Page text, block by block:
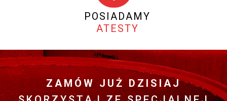
POSIADAMY
ATESTY
ZAMÓW JUŻ DZISIAJ